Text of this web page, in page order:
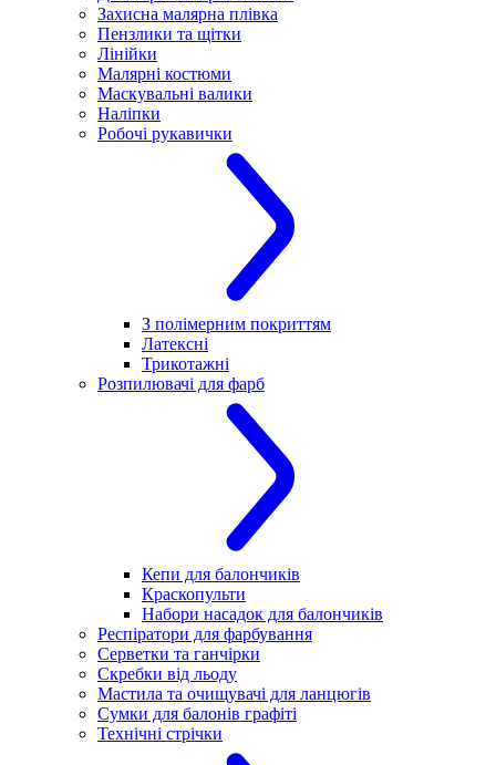
Захисна малярна плівка
Пензлики та щітки
Лінійки
Малярні костюми
Маскувальні валики
Наліпки
Робочі рукавички
З полімерним покриттям
Латексні
Трикотажні
Розпилювачі для фарб
Кепи для балончиків
Краскопульти
Набори насадок для балончиків
Респіратори для фарбування
Серветки та ганчірки
Скребки від льоду
Мастила та очищувачі для ланцюгів
Сумки для балонів графіті
Технічні стрічки